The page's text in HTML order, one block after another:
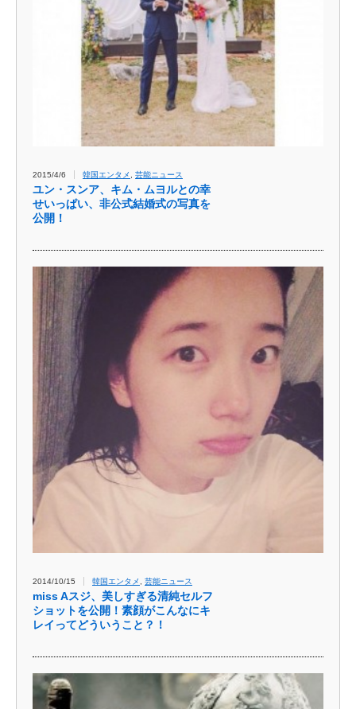
2015/4/6 韓国エンタメ 芸能ニュース
ユン・スンア、キム・ムヨルとの幸
せいっぱい、非公式結婚式の写真を
公開！
2014/10/15 韓国エンタメ 芸能ニュース
miss Aスジ、美しすぎる清純セルフ
ショットを公開！素顔がこんなにキ
レイってどういうこと？！